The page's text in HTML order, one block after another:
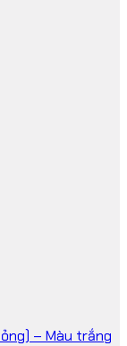
– Màu trắng